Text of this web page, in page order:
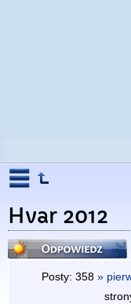
Hvar 2012
Odpowiedz
Posty: 358 »